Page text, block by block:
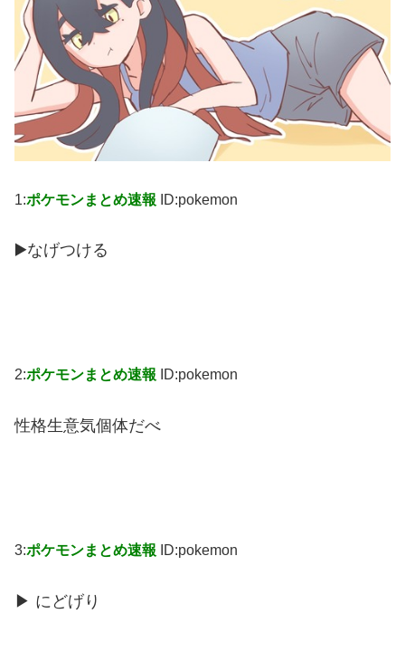
1:ポケモンまとめ速報 ID:pokemon
▶️なげつける
2:ポケモンまとめ速報 ID:pokemon
性格生意気個体だべ
3:ポケモンまとめ速報 ID:pokemon
▶ にどげり